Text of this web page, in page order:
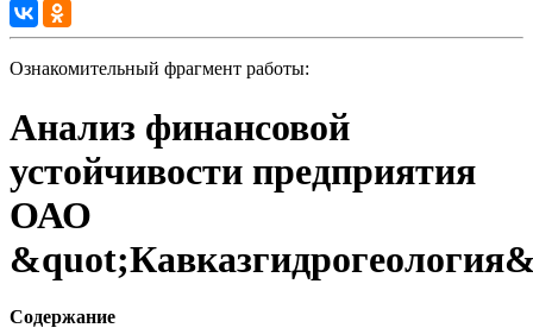
Ознакомительный фрагмент работы:
Анализ финансовой
устойчивости предприятия
ОАО
Содержание